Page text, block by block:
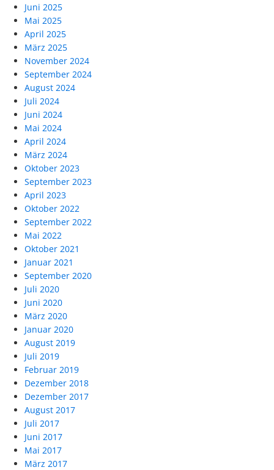
Juni 2025
Mai 2025
April 2025
März 2025
November 2024
September 2024
August 2024
Juli 2024
Juni 2024
Mai 2024
April 2024
März 2024
Oktober 2023
September 2023
April 2023
Oktober 2022
September 2022
Mai 2022
Oktober 2021
Januar 2021
September 2020
Juli 2020
Juni 2020
März 2020
Januar 2020
August 2019
Juli 2019
Februar 2019
Dezember 2018
Dezember 2017
August 2017
Juli 2017
Juni 2017
Mai 2017
März 2017